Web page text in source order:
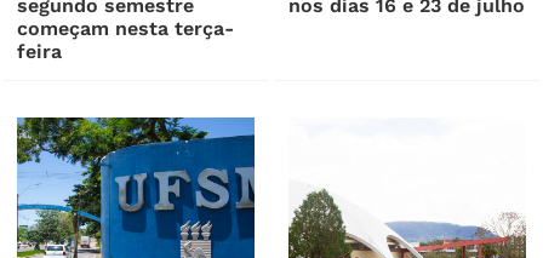
segundo semestre
começam nesta terça-
feira
nos dias 16 e 23 de julho